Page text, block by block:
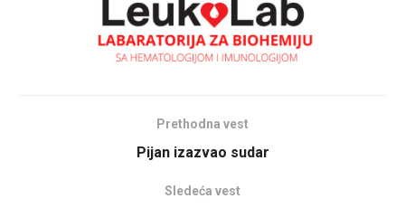
Prethodna vest
Pijan izazvao sudar
Sledeća vest